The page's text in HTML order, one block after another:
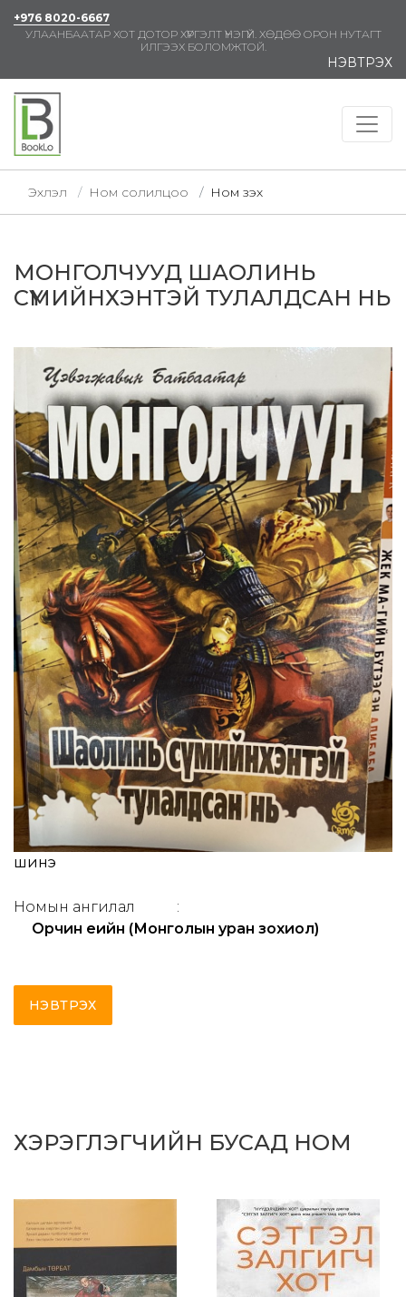
+976 8020-6667
УЛААНБААТАР ХОТ ДОТОР ХҮРГЭЛТ ҮНЭГҮЙ. ХӨДӨӨ ОРОН НУТАГТ
ИЛГЭЭХ БОЛОМЖТОЙ.
НЭВТРЭХ
Эхлэл Ном солилцоо Ном үзэх
МОНГОЛЧУУД ШАОЛИНЬ
СҮМИЙНХЭНТЭЙ ТУЛАЛДСАН НЬ
шинэ
Номын ангилал
:
Орчин үеийн (Монголын уран зохиол)
НЭВТРЭХ
ХЭРЭГЛЭГЧИЙН БУСАД НОМ